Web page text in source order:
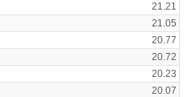
21.21
21.05
20.77
20.72
20.23
20.07